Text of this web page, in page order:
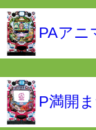
PAアニ
P満開